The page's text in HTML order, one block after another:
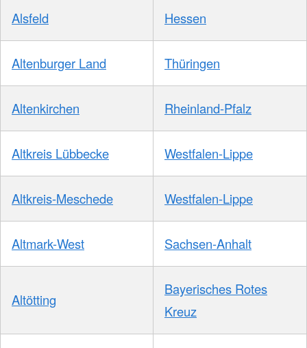
Alsfeld Hessen
Altenburger Land Thüringen
Altenkirchen Rheinland-Pfalz
Altkreis Lübbecke Westfalen-Lippe
Altkreis-Meschede Westfalen-Lippe
Altmark-West Sachsen-Anhalt
Altötting
Bayerisches Rotes
Kreuz